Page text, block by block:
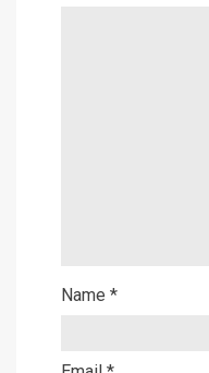
Name *